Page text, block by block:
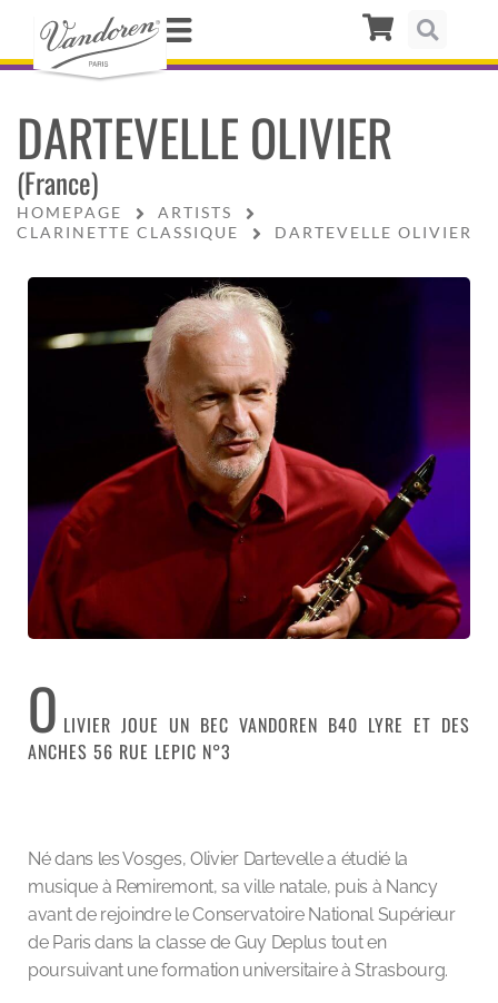
DARTEVELLE OLIVIER
(France)
HOMEPAGE
ARTISTS
CLARINETTE CLASSIQUE
DARTEVELLE OLIVIER
O LIVIER JOUE UN BEC VANDOREN B40 LYRE ET DES
ANCHES 56 RUE LEPIC N°3
Né dans les Vosges, Olivier Dartevelle a étudié la
musique à Remiremont, sa ville natale, puis à Nancy
avant de rejoindre le Conservatoire National Supérieur
de Paris dans la classe de Guy Deplus tout en
poursuivant une formation universitaire à Strasbourg.